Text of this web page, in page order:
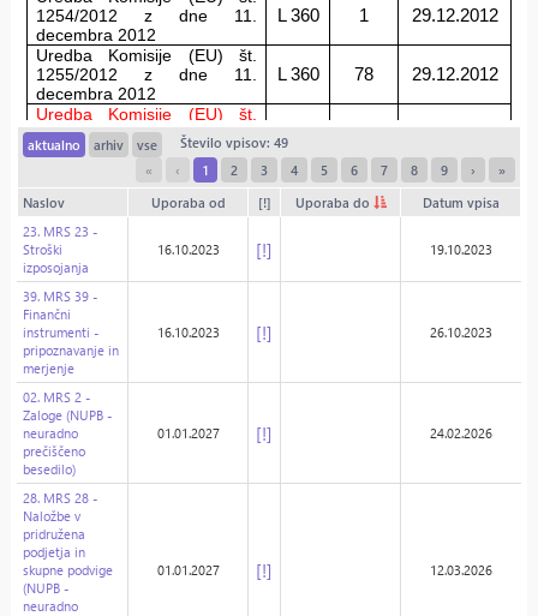
aktualno arhiv vse
Število vpisov: 49
«
‹ 1 2 3 4 5 6 7 8 9 › »
Naslov Uporaba od [!] Uporaba do
Datum vpisa
23. MRS 23 -
Stroški
izposojanja
16.10.2023 [!] 19.10.2023
39. MRS 39 -
Finančni
instrumenti -
pripoznavanje in
merjenje
16.10.2023 [!] 26.10.2023
02. MRS 2 -
Zaloge (NUPB -
neuradno
prečiščeno
besedilo)
01.01.2027 [!] 24.02.2026
28. MRS 28 -
Naložbe v
pridružena
podjetja in
skupne podvige
(NUPB -
neuradno
01.01.2027 [!] 12.03.2026